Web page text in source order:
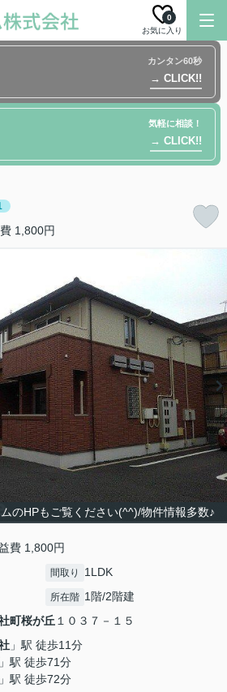
お気に入り
0
カンタン60秒
→ CLICK!!
気軽に相談！
→ CLICK!!
1,800円
のHPもご覧ください(^^)/物件情報多数♪
費 1,800円
間取り 1LDK
所在階 1階/2階建
町桜が丘１０３７－１５
」駅 徒歩11分
」駅 徒歩71分
」駅 徒歩72分